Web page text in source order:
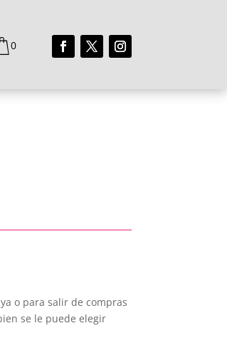
0
o para salir de compras
se le puede elegir